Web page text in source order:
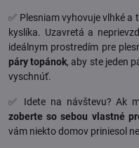
✅ Plesniam vyhovuje vlhké
kyslíka. Uzavretá a
ideálnym prostredím pre
páry topánok, aby ste jeden
vyschnúť.
✅ Idete na návštevu? Ak
zoberte so sebou vlastné
vám niekto domov priniesol